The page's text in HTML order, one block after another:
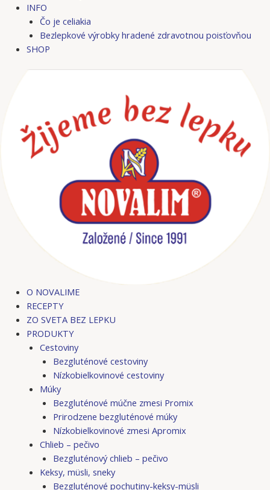
INFO
Čo je celiakia
Bezlepkové výrobky hradené zdravotnou poisťovňou
SHOP
O NOVALIME
RECEPTY
ZO SVETA BEZ LEPKU
PRODUKTY
Cestoviny
Bezgluténové cestoviny
Nízkobielkovinové cestoviny
Múky
Bezgluténové múčne zmesi Promix
Prirodzene bezgluténové múky
Nízkobielkovinové zmesi Apromix
Chlieb – pečivo
Bezgluténový chlieb – pečivo
Keksy, müsli, sneky
Bezgluténové pochutiny-keksy-müsli